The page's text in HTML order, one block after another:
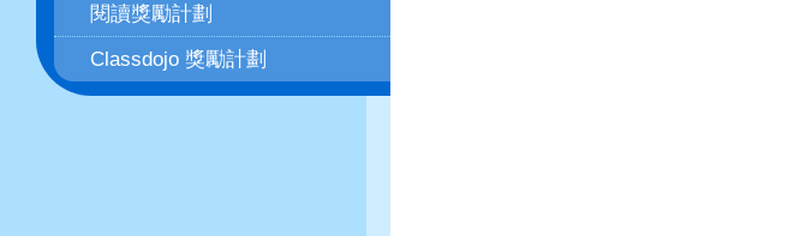
閱讀獎勵計劃
Classdojo 獎勵計劃